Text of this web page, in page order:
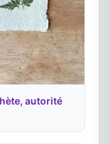
autorité